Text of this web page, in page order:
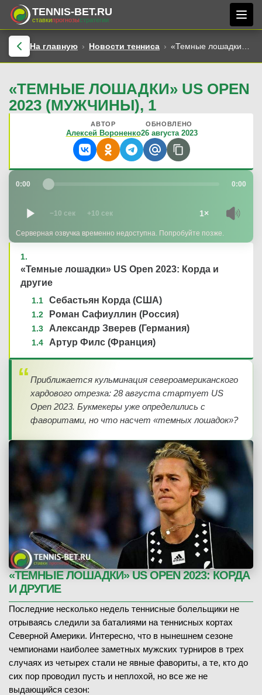
TENNIS-BET.RU
ставкипрогнозыстратегии
На главную Новости тенниса «Темные лошадки» US Open 2023 (мужчины), 1
«ТЕМНЫЕ ЛОШАДКИ» US OPEN
2023 (МУЖЧИНЫ), 1
АВТОР
Алексей Вороненко
ОБНОВЛЕНО
26 августа 2023
0:00 0:00
−10 сек +10 сек 1×
Серверная озвучка временно недоступна. Попробуйте позже.
«Темные лошадки» US Open 2023: Корда и
другие
Себастьян Корда (США)
Роман Сафиуллин (Россия)
Александр Зверев (Германия)
Артур Филс (Франция)
Приближается кульминация североамериканского
хардового отрезка: 28 августа стартует US
Open 2023. Букмекеры уже определились с
фаворитами, но что насчет «темных лошадок»?
«ТЕМНЫЕ ЛОШАДКИ» US OPEN 2023: КОРДА
И ДРУГИЕ
Последние несколько недель теннисные болельщики не
отрываясь следили за баталиями на теннисных кортах
Северной Америки. Интересно, что в нынешнем сезоне
чемпионами наиболее заметных мужских турниров в трех
случаях из четырех стали не явные фавориты, а те, кто до
сих пор проводил пусть и неплохой, но все же не
выдающийся сезон: